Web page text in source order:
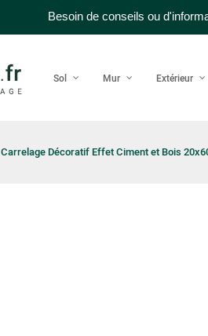
Besoin de conseils ou
Sol Mur Extérieur
Carrelage Décoratif Effet Ciment et Bois